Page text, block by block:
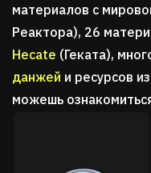
материалов с
Реактора), 26
Hecate (Геката),
данжей и ресурсов из
можешь